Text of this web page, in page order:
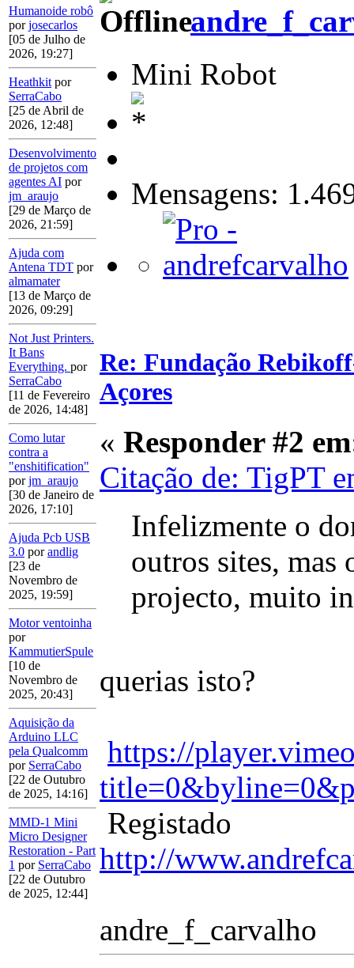
Humanoide robô
porjosecarlos
[05 de Julho de
2026, 19:27]
Heathkit por
SerraCabo
[25 de Abril de
2026, 12:48]
Desenvolvimento
de projetos com
agentes AI por
jm_araujo
[29 de Março de
2026, 21:59]
Ajuda com
Antena TDT por
almamater
[13 de Março de
2026, 09:29]
Not Just Printers.
It Bans
Everything. por
SerraCabo
[11 de Fevereiro
de 2026, 14:48]
Como lutar
contra a
"enshitification"
porjm_araujo
[30 de Janeiro de
2026, 17:10]
Ajuda Pcb USB
3.0 porandlig
[23 de
Novembro de
2025, 19:59]
Motor ventoinha
por
KammutierSpule
[10 de
Novembro de
2025, 20:43]
Aquisição da
Arduino LLC
pela Qualcomm
por SerraCabo
[22 de Outubro
de 2025, 14:16]
MMD-1 Mini
Micro Designer
Restoration - Part
1 por SerraCabo
[22 de Outubro
de 2025, 12:44]
Mini Robot
Mensagens:
Re: Fundação
Açores
« Responder #2
Citação de: TigPT
Infelizmente o
outros sites, mas
projecto, muito
querias isto?
https://
Registado
http://
andre_f_carvalho